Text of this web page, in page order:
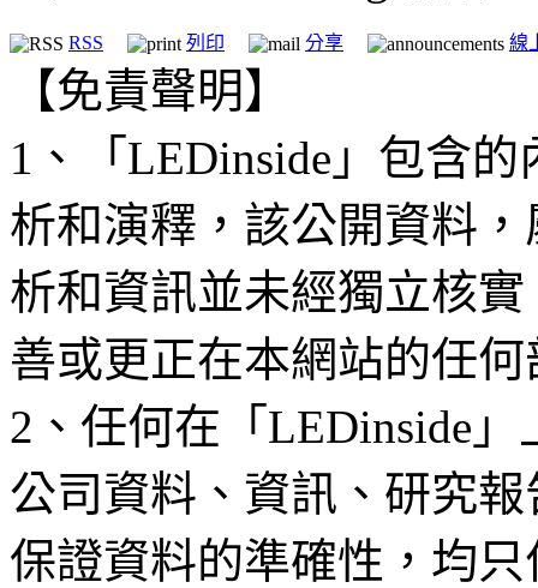
RSS 列印 分享 線
【免責聲明】
1、「LEDinside」包含
析和演釋，該公開資料
析和資訊並未經獨立核
善或更正在本網站的任
2、任何在「LEDinside
公司資料、資訊、研究
保證資料的準確性，均